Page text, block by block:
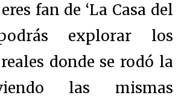
fan de ‘La Casa del
podrás explorar los
donde se rodó la
las mismas